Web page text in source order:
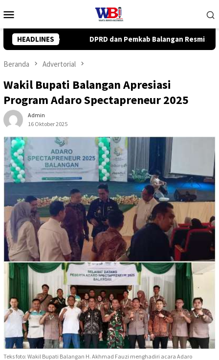
ke
Mobile
HEADLINES
Balangan Resmi Setujui Raperda Perubahan APBD 2026
Beranda Advertorial
Wakil Bupati Balangan Apresiasi
Program Adaro Spectapreneur 2025
Admin
16 Oktober 2025
Teks foto: Wakil Bupati Balangan H. Akhmad Fauzi menghadiri acara Adaro